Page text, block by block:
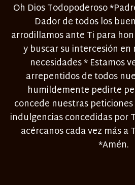
Oh Dios Todopoderoso
Dador de todos los
arrodillamos ante Ti para
y buscar su intercesión
necesidades * Estamos
arrepentidos de todos
humildemente pedirte
concede nuestras
indulgencias concedidas por
acércanos cada vez más a
*Amén.